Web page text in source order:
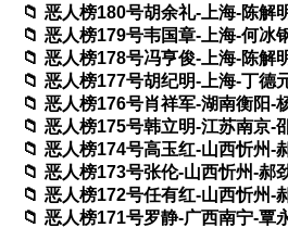
恶人榜180号胡余礼-上海-陈解
恶人榜179号韦国章-上海-何冰
恶人榜178号冯亨俊-上海-陈解
恶人榜177号胡纪明-上海-丁德
恶人榜176号肖祥军-湖南衡阳-
恶人榜175号韩立明-江苏南京-
恶人榜174号高玉红-山西忻州-
恶人榜173号张伦-山西忻州-郝
恶人榜172号任有红-山西忻州-
恶人榜171号罗静-广西南宁-覃